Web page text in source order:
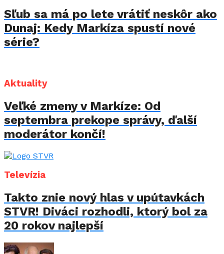
Sľub sa má po lete vrátiť neskôr ako
Dunaj: Kedy Markíza spustí nové
série?
Aktuality
Veľké zmeny v Markíze: Od
septembra prekope správy, ďalší
moderátor končí!
Televízia
Takto znie nový hlas v upútavkách
STVR! Diváci rozhodli, ktorý bol za
20 rokov najlepší